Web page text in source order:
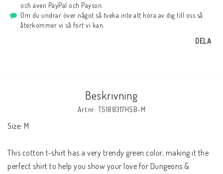
och även PayPal och Payson.
Om du undrar över något så tveka inte att höra av dig till oss så
återkommer vi så fort vi kan.
DELA
Beskrivning
Art.nr: TS188317HSB-M
Size: M
This cotton t-shirt has a very trendy green color, making it the
perfect shirt to help you show your love for Dungeons &